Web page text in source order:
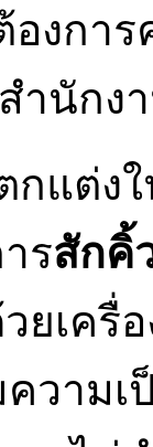
องกา
ำนัก
แต่ง
รสักคิ้
ยเค
วาม